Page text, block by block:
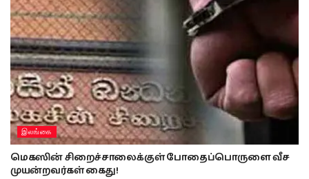
இலங்கை
மெகஸின் சிறைச்சாலைக்குள் போதைப்பொருளை வீச
முயன்றவர்கள் கைது!